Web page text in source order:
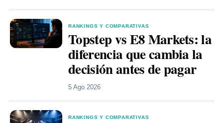
RANKINGS Y COMPARATIVAS
Topstep vs E8 Markets: la
diferencia que cambia la
decisión antes de pagar
5 Ago 2026
RANKINGS Y COMPARATIVAS